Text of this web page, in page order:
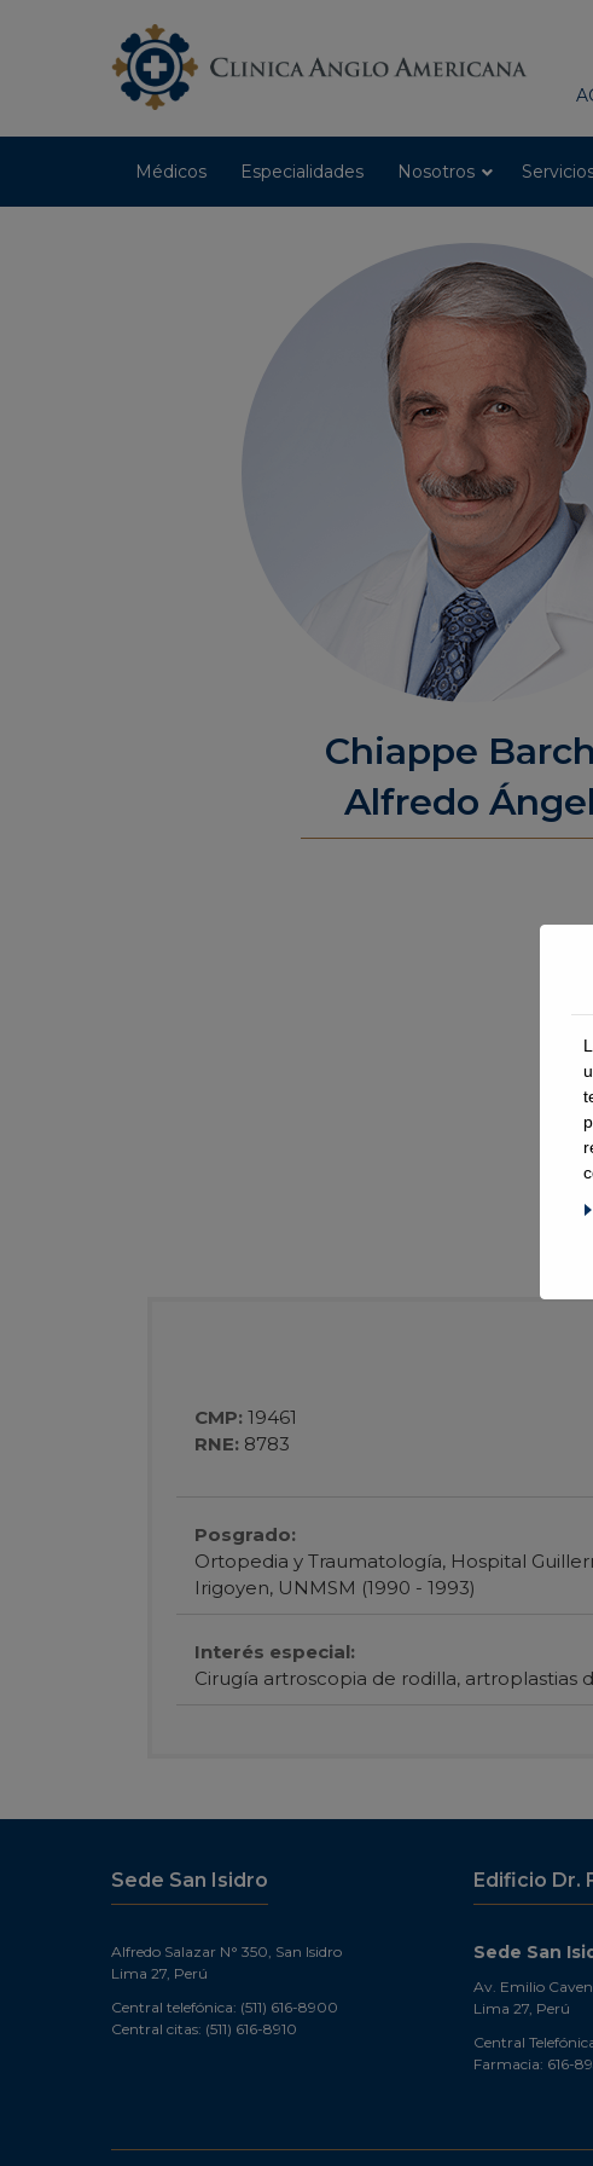
Médicos Especialidades Nosotros
Chiappe
Alfredo Ángel
CMP: 19461
RNE: 8783
Posgrado:
Ortopedia y Traumatología, Hospital
Irigoyen, UNMSM (1990 - 1993)
Interés especial:
Cirugía artroscopia de rodilla, artroplastias
Sede San Isidro
Alfredo Salazar N° 350, San Isidro
Lima 27, Perú
Central telefónica: (511) 616-8900
Central citas: (511) 616-8910
Edificio Dr.
Sede San
Av. Emilio
Lima 27, Perú
Central
Farmacia: 616-